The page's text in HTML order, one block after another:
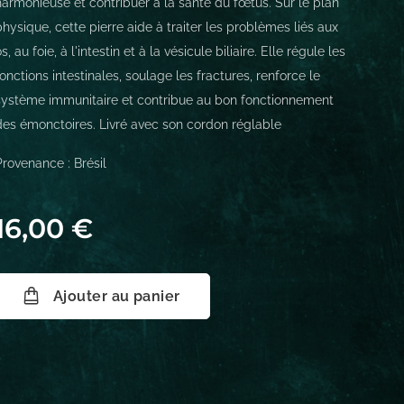
cette pierre aide à traiter les problèmes liés aux
au foie, à l'intestin et à la vésicule biliaire. Elle régule les
intestinales, soulage les fractures, renforce le
immunitaire et contribue au bon fonctionnement
émonctoires. Livré avec son cordon réglable
: Brésil
€
Ajouter au panier